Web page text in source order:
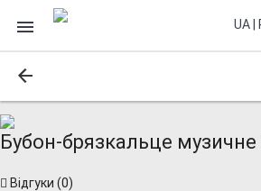
UA
Бубон-брязкальце музичне
Відгуки (0)